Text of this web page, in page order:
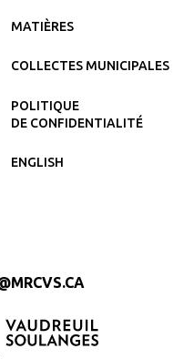
MATIÈRES
COLLECTES MUNICIPALES
POLITIQUE
DE CONFIDENTIALITÉ
ENGLISH